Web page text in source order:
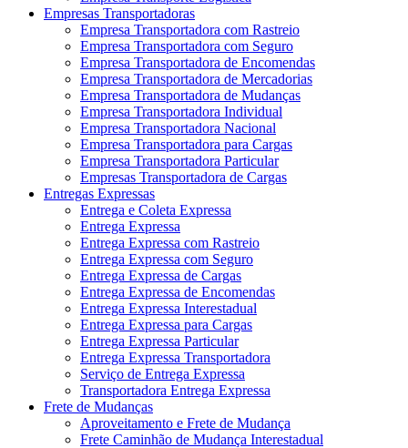
Empresas Transportadoras
Empresa Transportadora com Rastreio
Empresa Transportadora com Seguro
Empresa Transportadora de Encomendas
Empresa Transportadora de Mercadorias
Empresa Transportadora de Mudanças
Empresa Transportadora Individual
Empresa Transportadora Nacional
Empresa Transportadora para Cargas
Empresa Transportadora Particular
Empresas Transportadora de Cargas
Entregas Expressas
Entrega e Coleta Expressa
Entrega Expressa
Entrega Expressa com Rastreio
Entrega Expressa com Seguro
Entrega Expressa de Cargas
Entrega Expressa de Encomendas
Entrega Expressa Interestadual
Entrega Expressa para Cargas
Entrega Expressa Particular
Entrega Expressa Transportadora
Serviço de Entrega Expressa
Transportadora Entrega Expressa
Frete de Mudanças
Aproveitamento e Frete de Mudança
Frete Caminhão de Mudança Interestadual